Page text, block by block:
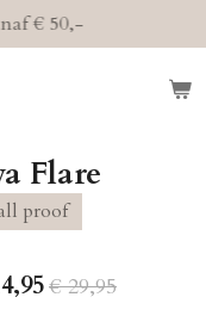
€ 50,-
Flare
proof
€ 29,95